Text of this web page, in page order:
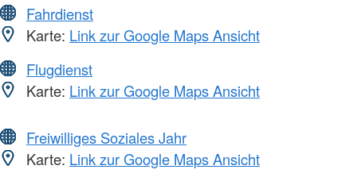
Fahrdienst
Karte: Link zur Google Maps Ansicht
Flugdienst
Karte: Link zur Google Maps Ansicht
Freiwilliges Soziales Jahr
Karte: Link zur Google Maps Ansicht